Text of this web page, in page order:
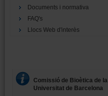
Documents i normativa
FAQ's
Llocs Web d'interès
Comissió de Bioètica de la
Universitat de Barcelona